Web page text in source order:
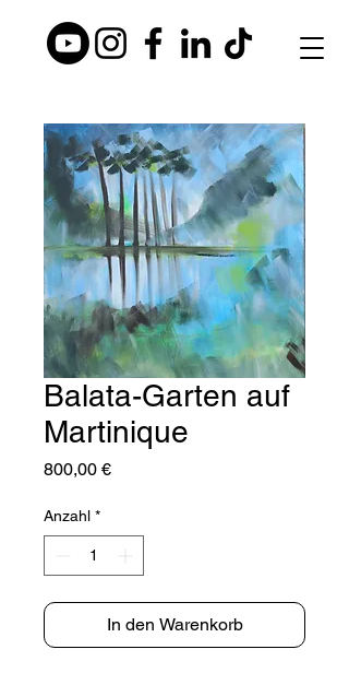
Balata-Garten auf
Martinique
800,00 €Preis
Anzahl *
In den Warenkorb